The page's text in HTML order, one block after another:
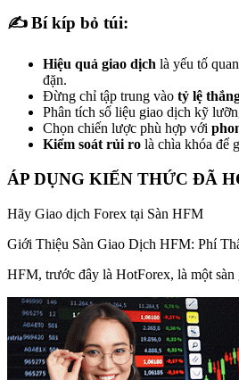
✍️ Bí kíp bỏ túi:
Hiệu quả giao dịch là yếu tố
đặn.
Đừng chỉ tập trung vào tỷ lệ
Phân tích số liệu giao dịch kỹ
Chọn chiến lược phù hợp với
Kiểm soát rủi ro là chìa khóa để
ÁP DỤNG KIẾN THỨC ĐÃ
Hãy Giao dịch Forex tại Sàn HFM
Giới Thiệu Sàn Giao Dịch HFM: Phí
HFM, trước đây là HotForex, là một